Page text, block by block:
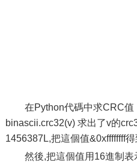
在Python代碼中求CRC值
binascii.crc32(v) 求出了v的
1456387L,把這個值&0xffffffff
然後,把這個值用16進制